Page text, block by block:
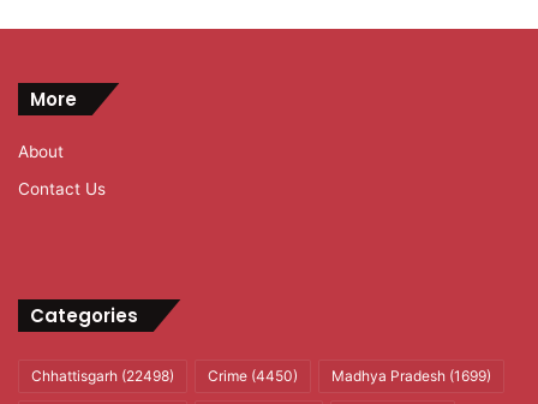
More
About
Contact Us
Categories
Chhattisgarh (22498) Crime (4450) Madhya Pradesh (1699)